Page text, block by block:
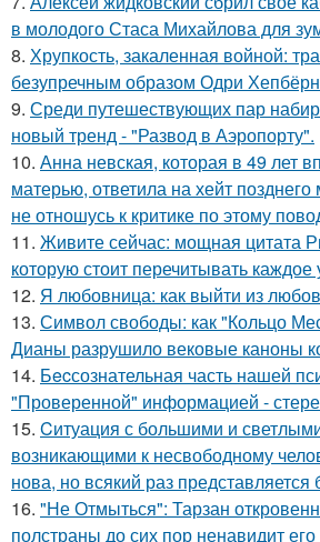
в молодого Стаса Михайлова для
8. Хрупкость, закаленная войной:
безупречным образом Одри
9. Среди путешествующих пар
новый тренд - "Развод в Аэропорту".
10. Анна невская, которая в 49 лет
матерью, ответила на хейт
не отношусь к критике по этому
11. Живите сейчас: мощная цитата
которую стоит перечитывать каждое
12. Я любовница: как выйти из
13. Символ свободы: как "Кольцо
Дианы разрушило вековые каноны
14. Бecсознательная часть нашей
"Проверенной" информацией -
15. Cитуация с большими и
возникающими к несвободному
нова, но всякий раз представляется
16. "Не Отмыться": Тарзан
полстраны до сих пор ненавидит